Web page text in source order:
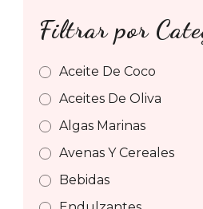
Filtrar por
Aceite De Coco
Aceites De Oliva
Algas Marinas
Avenas Y Cereales
Bebidas